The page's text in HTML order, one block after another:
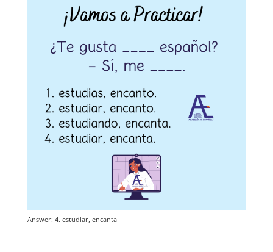
Answer: 4. estudiar, encanta